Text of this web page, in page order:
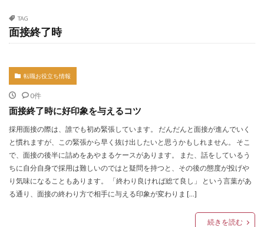
TAG
面接終了時
転職お役立ち情報
0件
面接終了時に好印象を与えるコツ
採用面接の際は、誰でも初め緊張しています。 だんだんと面接が進んでいく
と慣れますが、この緊張から早く抜け出したいと思うかもしれません。 そこ
で、面接の後半に詰めをあやまるケースがあります。 また、話をしているう
ちに自分自身で採用は難しいのではと疑問を持つと、その後の態度が投げや
り気味になることもあります。 「終わり良ければ総て良し」 という言葉があ
る通り、面接の終わり方で相手に与える印象が変わりま […]
続きを読む